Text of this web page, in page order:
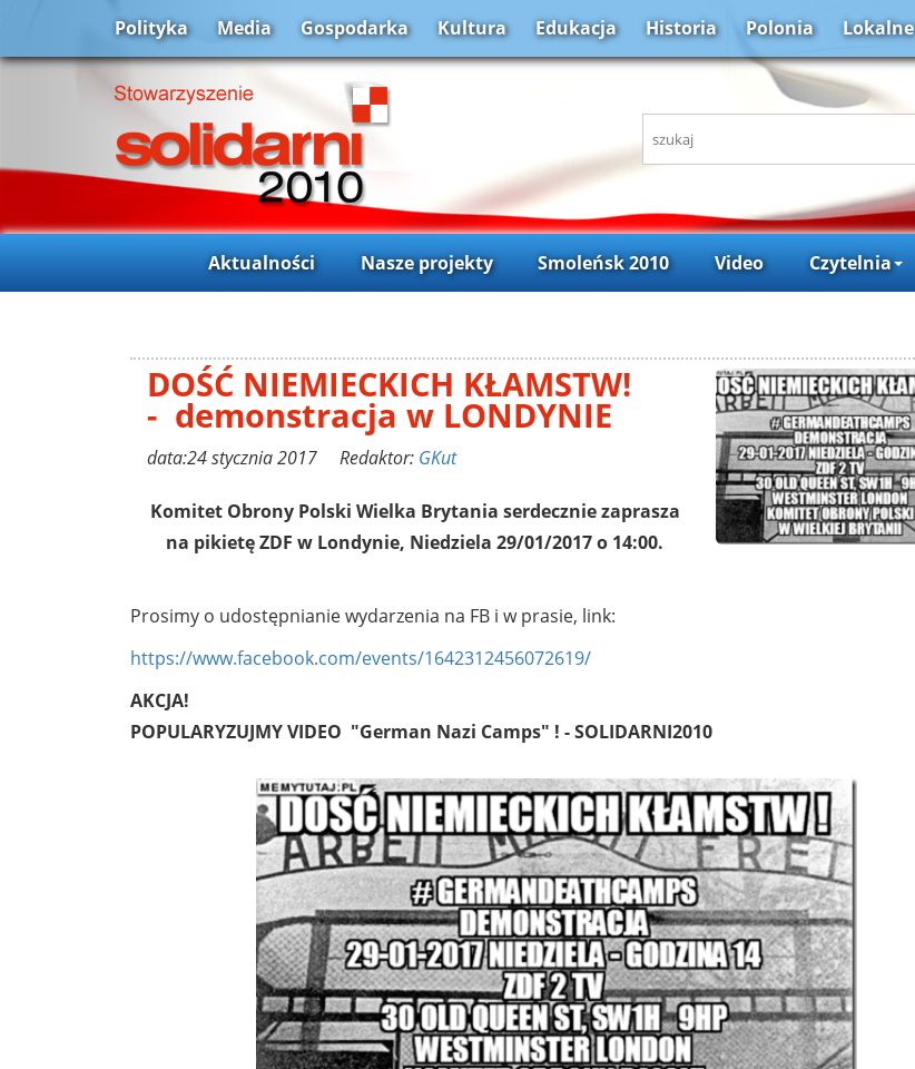
Polityka Media Gospodarka Kultura Edukacja Historia Polonia Lokalne
Aktualności Nasze projekty Smoleńsk 2010 Video Czytelnia
DOŚĆ NIEMIECKICH KŁAMSTW!
- demonstracja w LONDYNIE
data:24 stycznia 2017 Redaktor: GKut
Komitet Obrony Polski Wielka Brytania serdecznie zaprasza
na pikietę ZDF w Londynie, Niedziela 29/01/2017 o 14:00.
Prosimy o udostępnianie wydarzenia na FB i w prasie, link:
https://www.facebook.com/events/1642312456072619/
AKCJA!
POPULARYZUJMY VIDEO "German Nazi Camps" ! - SOLIDARNI2010